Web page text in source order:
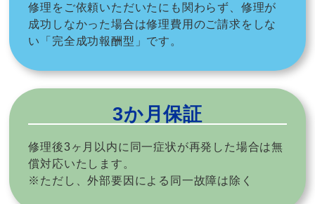
修理をご依頼いただいたにも関わらず、修理が
成功しなかった場合は修理費用のご請求をしな
い「完全成功報酬型」です。
3か月保証
修理後3ヶ月以内に同一症状が再発した場合は無
償対応いたします。
※ただし、外部要因による同一故障は除く